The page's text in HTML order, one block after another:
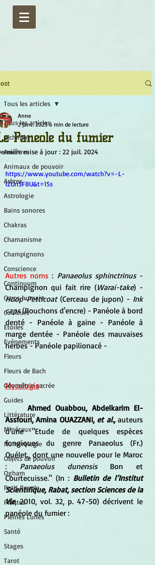
Tous les articles
Alchimie
Ancêtres
Animaux de pouvoir
Arbres
Astrologie
Bains sonores
Chakras
Chamanisme
Champignons
Conscience
Continuum
Corps humain
Couleurs
Etoiles
Evénements
Fleurs
Fleurs de Bach
Géométrie sacrée
Guides
Littérature
Minéraux
Numérologie
Objets de pouvoir
Ogham
Petit Peuple
Plantes
Pleines Lunes
Santé
Stages
Tarot
Tous les articles
Panéole du fumier
Anne
2 janv. 2023 6 min de lecture
mise à jour : 22 juil. 2024
https://www.youtube.com/watch?v=-L-
IZUnSF8U&t=15s
Autres noms : Panaeolus sphinctrinus -
Champignon qui fait rire (Warai-take)
Hoop-Petticoat (Cerceau de jupon) - Ink
caps (Bouchons d'encre) - Panéole à bord
denté - Panéole à gaine - Panéole à
marge dentée - Panéole des mauvaises
herbes - Panéole papilionacé -
Mycologie :
Ahmed Ouabbou, Abdelkarim El-
Assfouri, Amina OUAZZANI, et al., auteurs
d'une "Etude de quelques espèces
fongiques du genre Panaeolus (Fr.)
Quélet., dont une nouvelle pour le Maroc
: Panaeolus dunensis Bon et
Courtecuisse." (In : Bulletin de l’Institut
Scientifique, Rabat, section Sciences de la
Vie, 2010, vol. 32, p. 47-50) décrivent le
panéole du fumier :